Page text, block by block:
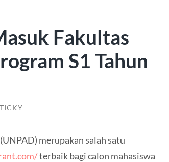
Fakultas
S1 Tahun
merupakan salah satu
terbaik bagi calon mahasiswa